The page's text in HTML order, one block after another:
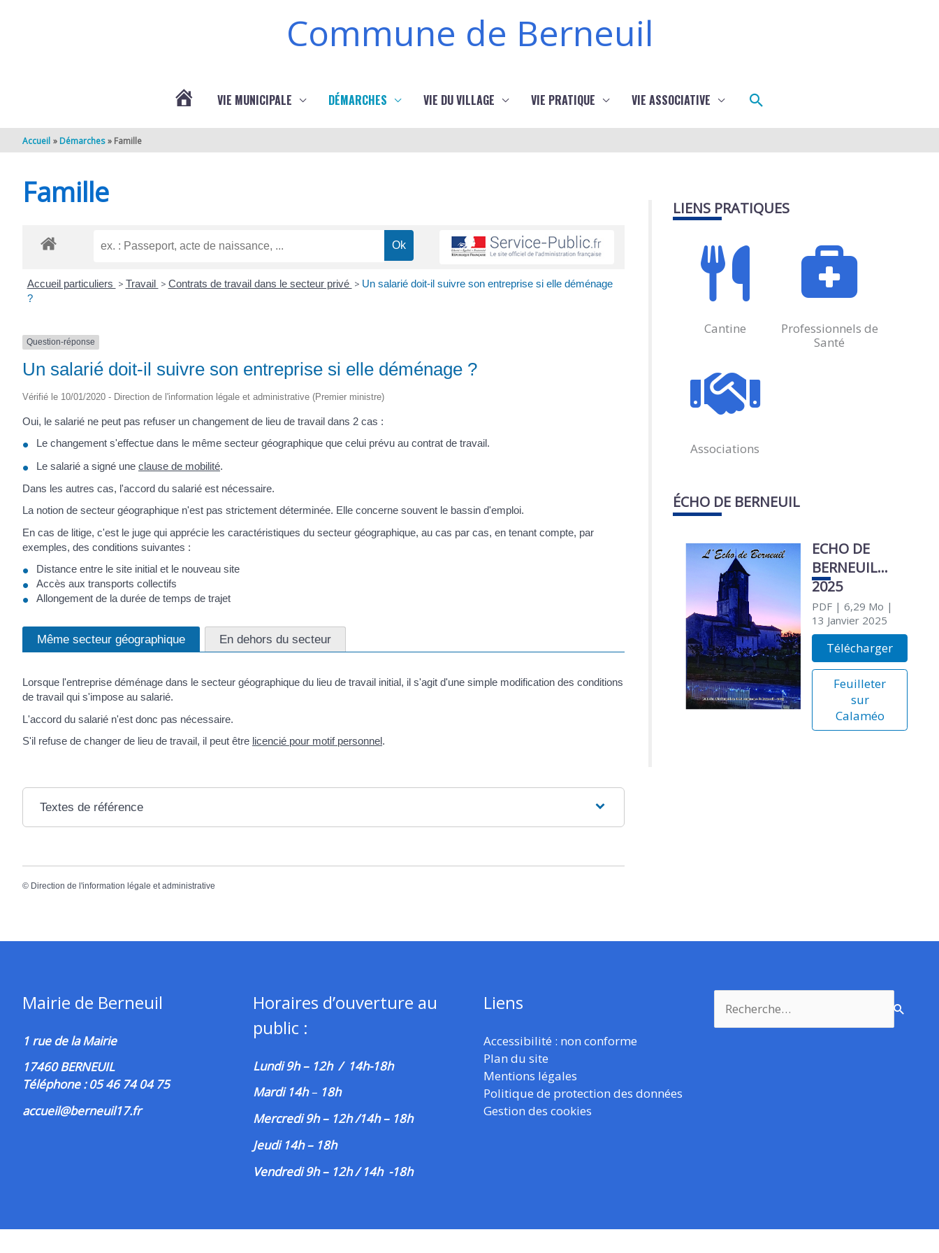
Commune de Berneuil
VIE MUNICIPALE DÉMARCHES VIE DU VILLAGE VIE PRATIQUE VIE ASSOCIATIVE Rechercher
Accueil Démarches Famille
Famille
Accueil particuliers > Travail > Contrats de travail dans le secteur privé > Un salarié doit-il suivre son entreprise si elle déménage
?
Question-réponse
Un salarié doit-il suivre son entreprise si elle déménage ?
Vérifié le 10/01/2020 - Direction de l'information légale et administrative (Premier ministre)
Oui, le salarié ne peut pas refuser un changement de lieu de travail dans 2 cas :
Le changement s'effectue dans le même secteur géographique que celui prévu au contrat de travail.
Le salarié a signé une clause de mobilité.
Dans les autres cas, l'accord du salarié est nécessaire.
La notion de secteur géographique n'est pas strictement déterminée. Elle concerne souvent le bassin d'emploi.
En cas de litige, c'est le juge qui apprécie les caractéristiques du secteur géographique, au cas par cas, en tenant compte, par
exemples, des conditions suivantes :
Distance entre le site initial et le nouveau site
Accès aux transports collectifs
Allongement de la durée de temps de trajet
Même secteur géographique En dehors du secteur
Lorsque l'entreprise déménage dans le secteur géographique du lieu de travail initial, il s'agit d'une simple modification des conditions
de travail qui s'impose au salarié.
L'accord du salarié n'est donc pas nécessaire.
S'il refuse de changer de lieu de travail, il peut être licencié pour motif personnel.
Textes de référence
© Direction de l'information légale et administrative
LIENS PRATIQUES
Cantine
Professionnels de
Santé
Associations
ÉCHO DE BERNEUIL
ECHO DE
BERNEUIL
2025
PDF| 6,29 Mo |
13 Janvier 2025
Télécharger
Feuilleter
sur
Calaméo
Mairie de Berneuil
1 rue de la Mairie
17460 BERNEUIL
Téléphone : 05 46 74 04 75
accueil@berneuil17.fr
Horaires d’ouverture au
public :
Lundi 9h – 12h / 14h-18h
Mardi 14h– 18h
Mercredi 9h – 12h /14h – 18h
Jeudi 14h – 18h
Vendredi 9h – 12h / 14h -18h
Liens
Accessibilité : non conforme
Plan du site
Mentions légales
Politique de protection des données
Gestion des cookies